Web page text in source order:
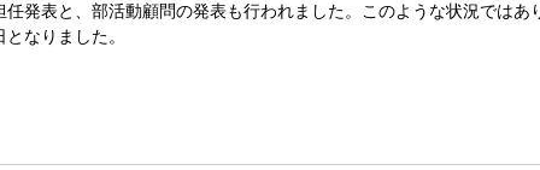
任発表と、部活動顧問の発表も行われました。このような状況では
なりました。